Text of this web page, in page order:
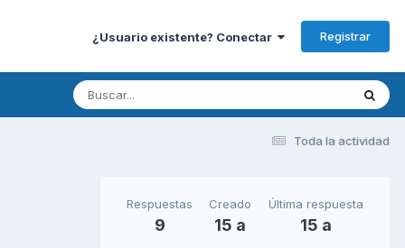
¿Usuario existente? Conectar Registrar
Toda la actividad
Respuestas
9
Creado
15 a
Última respuesta
15 a